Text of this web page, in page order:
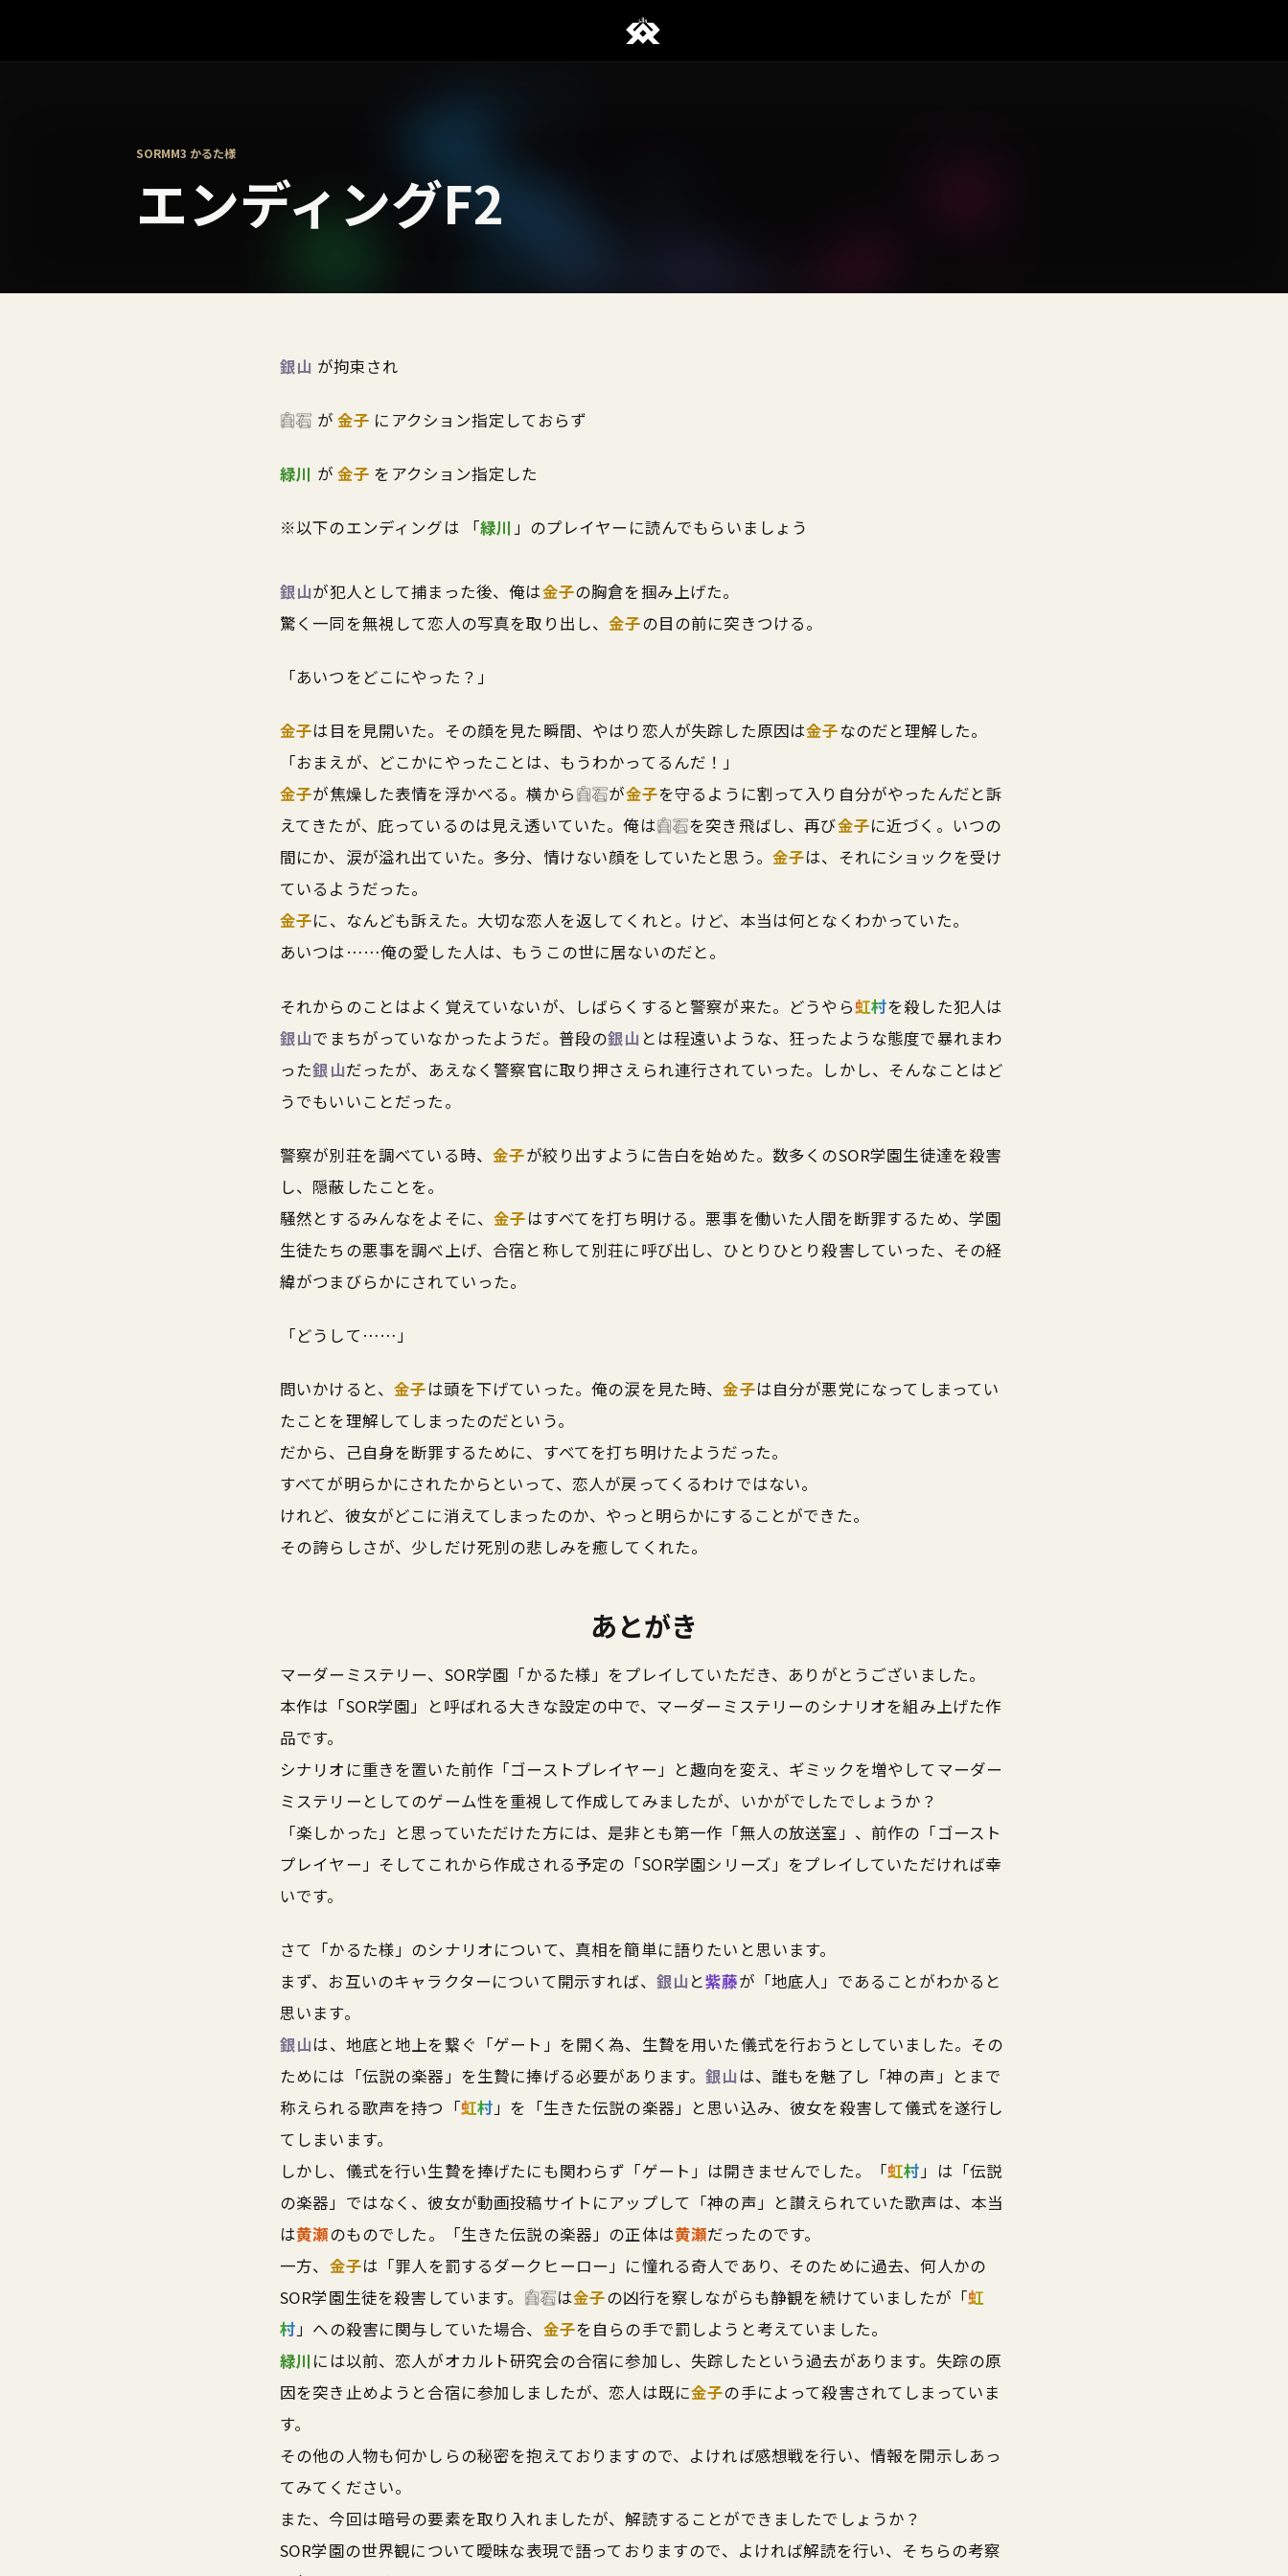
SORMM3 かるた様
エンディングF2
銀山 が拘束され
白石 が 金子 にアクション指定しておらず
緑川 が 金子 をアクション指定した
※以下のエンディングは 「緑川 」のプレイヤーに読んでもらいましょう
銀山が犯人として捕まった後、俺は金子の胸倉を掴み上げた。
驚く一同を無視して恋人の写真を取り出し、金子の目の前に突きつける。
「あいつをどこにやった？」
金子は目を見開いた。その顔を見た瞬間、やはり恋人が失踪した原因は金子なのだと理解した。
「おまえが、どこかにやったことは、もうわかってるんだ！」
金子が焦燥した表情を浮かべる。横から白石が金子を守るように割って入り自分がやったんだと訴
えてきたが、庇っているのは見え透いていた。俺は白石を突き飛ばし、再び金子に近づく。いつの
間にか、涙が溢れ出ていた。多分、情けない顔をしていたと思う。 金子は、それにショックを受け
ているようだった。
金子に、なんども訴えた。大切な恋人を返してくれと。けど、本当は何となくわかっていた。
あいつは……俺の愛した人は、もうこの世に居ないのだと。
それからのことはよく覚えていないが、しばらくすると警察が来た。どうやら虹村を殺した犯人は
銀山でまちがっていなかったようだ。普段の銀山 とは程遠いような、狂ったような態度で暴れまわ
った銀山だったが、あえなく警察官に取り押さえられ連行されていった。しかし、そんなことはど
うでもいいことだった。
警察が別荘を調べている時、金子が絞り出すように告白を始めた。数多くのSOR学園生徒達を殺害
し、隠蔽したことを。
騒然とするみんなをよそに、金子はすべてを打ち明ける。悪事を働いた人間を断罪するため、学園
生徒たちの悪事を調べ上げ、合宿と称して別荘に呼び出し、ひとりひとり殺害していった、その経
緯がつまびらかにされていった。
「どうして……」
問いかけると、金子は頭を下げていった。俺の涙を見た時、金子は自分が悪党になってしまってい
たことを理解してしまったのだという。
だから、己自身を断罪するために、すべてを打ち明けたようだった。
すべてが明らかにされたからといって、恋人が戻ってくるわけではない。
けれど、彼女がどこに消えてしまったのか、やっと明らかにすることができた。
その誇らしさが、少しだけ死別の悲しみを癒してくれた。
あとがき
マーダーミステリー、SOR学園「かるた様」をプレイしていただき、ありがとうございました。
本作は「SOR学園」と呼ばれる大きな設定の中で、マーダーミステリーのシナリオを組み上げた作
品です。
シナリオに重きを置いた前作「ゴーストプレイヤー」と趣向を変え、ギミックを増やしてマーダー
ミステリーとしてのゲーム性を重視して作成してみましたが、いかがでしたでしょうか？
「楽しかった」と思っていただけた方には、是非とも第一作「無人の放送室」、前作の「ゴースト
プレイヤー」そしてこれから作成される予定の「SOR学園シリーズ」をプレイしていただければ幸
いです。
さて「かるた様」のシナリオについて、真相を簡単に語りたいと思います。
まず、お互いのキャラクターについて開示すれば、 銀山 と紫藤が「地底人」であることがわかると
思います。
銀山は、地底と地上を繋ぐ「ゲート」を開く為、生贄を用いた儀式を行おうとしていました。その
ためには「伝説の楽器」を生贄に捧げる必要があります。銀山 は、誰もを魅了し「神の声」とまで
称えられる歌声を持つ「虹村」を「生きた伝説の楽器」と思い込み、彼女を殺害して儀式を遂行し
てしまいます。
しかし、儀式を行い生贄を捧げたにも関わらず「ゲート」は開きませんでした。「虹村」は「伝説
の楽器」ではなく、彼女が動画投稿サイトにアップして「神の声」と讃えられていた歌声は、本当
は黄瀬のものでした。「生きた伝説の楽器」の正体は黄瀬だったのです。
一方、 金子は「罪人を罰するダークヒーロー」に憧れる奇人であり、そのために過去、何人かの
SOR学園生徒を殺害しています。 白石は金子の凶行を察しながらも静観を続けていましたが「虹
村」への殺害に関与していた場合、 金子を自らの手で罰しようと考えていました。
緑川 には以前、恋人がオカルト研究会の合宿に参加し、失踪したという過去があります。失踪の原
因を突き止めようと合宿に参加しましたが、恋人は既に金子の手によって殺害されてしまっていま
す。
その他の人物も何かしらの秘密を抱えておりますので、よければ感想戦を行い、情報を開示しあっ
てみてください。
また、今回は暗号の要素を取り入れましたが、解読することができましたでしょうか？
SOR学園の世界観について曖昧な表現で語っておりますので、よければ解読を行い、そちらの考察